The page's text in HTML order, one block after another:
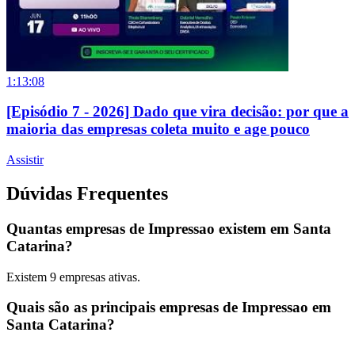
1:13:08
[Episódio 7 - 2026] Dado que vira decisão: por que a
maioria das empresas coleta muito e age pouco
Assistir
Dúvidas Frequentes
Quantas empresas de Impressao existem em Santa
Catarina?
Existem 9 empresas ativas.
Quais são as principais empresas de Impressao em
Santa Catarina?